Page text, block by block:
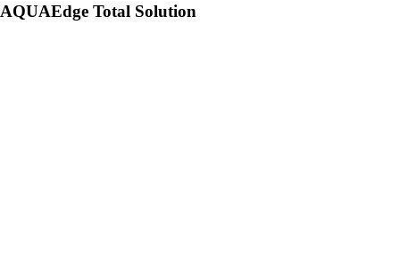
AQUAEdge Total Solution